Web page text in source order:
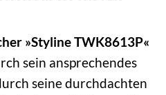
»Styline TWK8613P«
sein ansprechendes
seine durchdachten